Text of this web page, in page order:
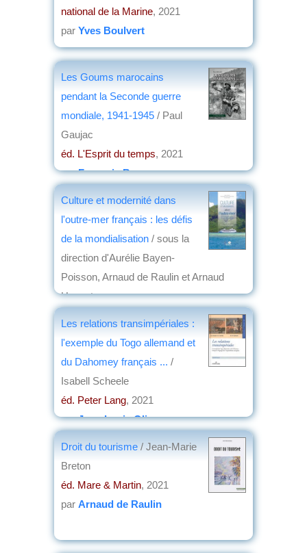
national de la Marine, 2021
par Yves Boulvert
Les Goums marocains
pendant la Seconde guerre
mondiale, 1941-1945 / Paul
Gaujac
éd. L'Esprit du temps, 2021
parFrançois Besson
Culture et modernité dans
l'outre-mer français : les défis
de la mondialisation / sous la
direction d'Aurélie Bayen-
Poisson, Arnaud de Raulin et Arnaud
Haquet
Les relations transimpériales :
l'exemple du Togo allemand et
du Dahomey français ... /
Isabell Scheele
éd. Peter Lang, 2021
parJean-Louis Oliver
Droit du tourisme / Jean-Marie
Breton
éd. Mare & Martin, 2021
par Arnaud de Raulin